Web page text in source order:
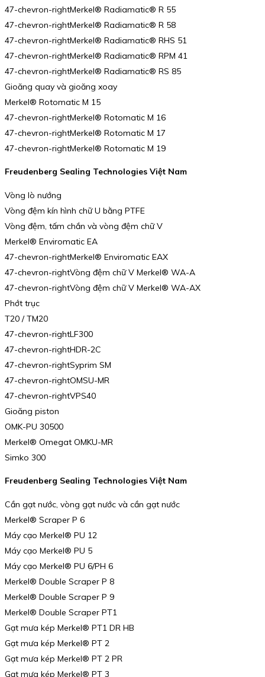
47-chevron-rightMerkel® Radiamatic® R 55
47-chevron-rightMerkel® Radiamatic® R 58
47-chevron-rightMerkel® Radiamatic® RHS 51
47-chevron-rightMerkel® Radiamatic® RPM 41
47-chevron-rightMerkel® Radiamatic® RS 85
Gioăng quay và gioăng xoay
Merkel® Rotomatic M 15
47-chevron-rightMerkel® Rotomatic M 16
47-chevron-rightMerkel® Rotomatic M 17
47-chevron-rightMerkel® Rotomatic M 19
Freudenberg Sealing Technologies Việt Nam
Vòng lò nướng
Vòng đệm kín hình chữ U bằng PTFE
Vòng đệm, tấm chắn và vòng đệm chữ V
Merkel® Enviromatic EA
47-chevron-rightMerkel® Enviromatic EAX
47-chevron-rightVòng đệm chữ V Merkel® WA-A
47-chevron-rightVòng đệm chữ V Merkel® WA-AX
Phớt trục
T20 / TM20
47-chevron-rightLF300
47-chevron-rightHDR-2C
47-chevron-rightSyprim SM
47-chevron-rightOMSU-MR
47-chevron-rightVPS40
Gioăng piston
OMK-PU 30500
Merkel® Omegat OMKU-MR
Simko 300
Freudenberg Sealing Technologies Việt Nam
Cần gạt nước, vòng gạt nước và cần gạt nước
Merkel® Scraper P 6
Máy cạo Merkel® PU 12
Máy cạo Merkel® PU 5
Máy cạo Merkel® PU 6/PH 6
Merkel® Double Scraper P 8
Merkel® Double Scraper P 9
Merkel® Double Scraper PT1
Gạt mưa kép Merkel® PT1 DR HB
Gạt mưa kép Merkel® PT 2
Gạt mưa kép Merkel® PT 2 PR
Gạt mưa kép Merkel® PT 3